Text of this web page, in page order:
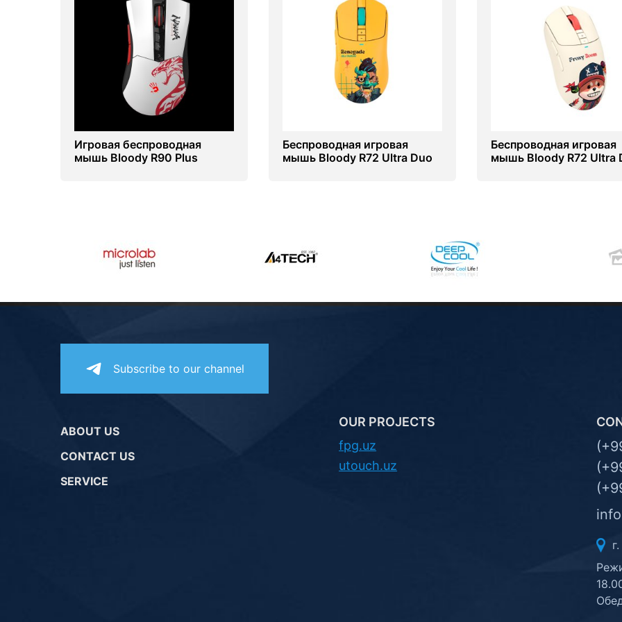
Игровая беспроводная
мышь Bloody R90 Plus
Беспроводная игровая
мышь Bloody R72 Ultra Duo
Беспроводная игровая
мышь Bloody R72 Ultra
Subscribe to our channel
ABOUT US
CONTACT US
SERVICE
OUR PROJECTS
fpg.uz
utouch.uz